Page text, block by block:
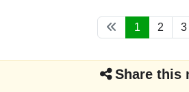
1 2 3
Share this